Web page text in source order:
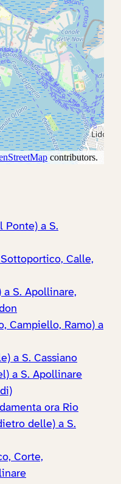
Ponte) a S.
Calle,
S. Apollinare,
Campiello, Ramo) a
a S. Cassiano
a S. Apollinare
ora Rio
delle) a S.
Corte,